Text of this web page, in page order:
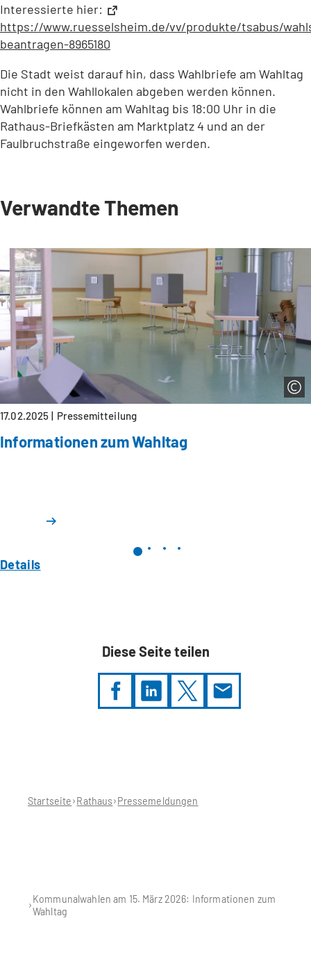
Interessierte hier:
https://www.ruesselsheim.de/vv/produkte/tsabus/
beantragen-8965180
(Öffnet
einem
neuen
Tab)
Die Stadt weist darauf hin, dass Wahlbriefe am Wahltag
nicht in den Wahllokalen abgeben werden können.
Wahlbriefe können am Wahltag bis 18:00 Uhr in die
Rathaus-Briefkästen am Marktplatz 4 und an der
Faulbruchstraße eingeworfen werden.
Verwandte Themen
17.02.2025 Pressemitteilung
Informationen zum Wahltag
Details
Diese Seite teilen
Startseite Rathaus Pressemeldungen
Kommunalwahlen am 15. März 2026: Informationen zum
Wahltag